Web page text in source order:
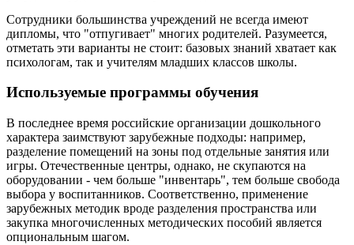
Сотрудники большинства учреждений не всегда имеют
дипломы, что "отпугивает" многих родителей. Разумеется,
отметать эти варианты не стоит: базовых знаний хватает как
психологам, так и учителям младших классов школы.
Используемые программы обучения
В последнее время российские организации дошкольного
характера заимствуют зарубежные подходы: например,
разделение помещений на зоны под отдельные занятия или
игры. Отечественные центры, однако, не скупаются на
оборудовании - чем больше "инвентарь", тем больше свобода
выбора у воспитанников. Соответственно, применение
зарубежных методик вроде разделения пространства или
закупка многочисленных методических пособий является
опциональным шагом.